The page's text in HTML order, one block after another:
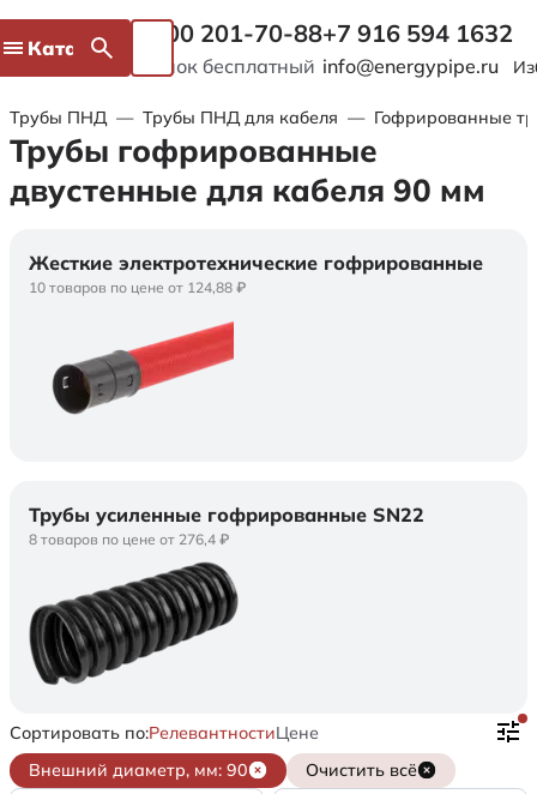
Каталог 8 800 201-70-88
Звонок бесплатный
+7 916 594 1632
info@energypipe.ru
Трубы ПНД — Трубы ПНД для кабеля — Гофрированные
Трубы гофрированные
двустенные для кабеля 90 мм
Жесткие электротехнические гофрированные
10 товаров по цене от 124,88 ₽
Трубы усиленные гофрированные SN22
8 товаров по цене от 276,4 ₽
Сортировать по:РелевантностиЦене
Внешний диаметр, мм: 90
Очистить всё